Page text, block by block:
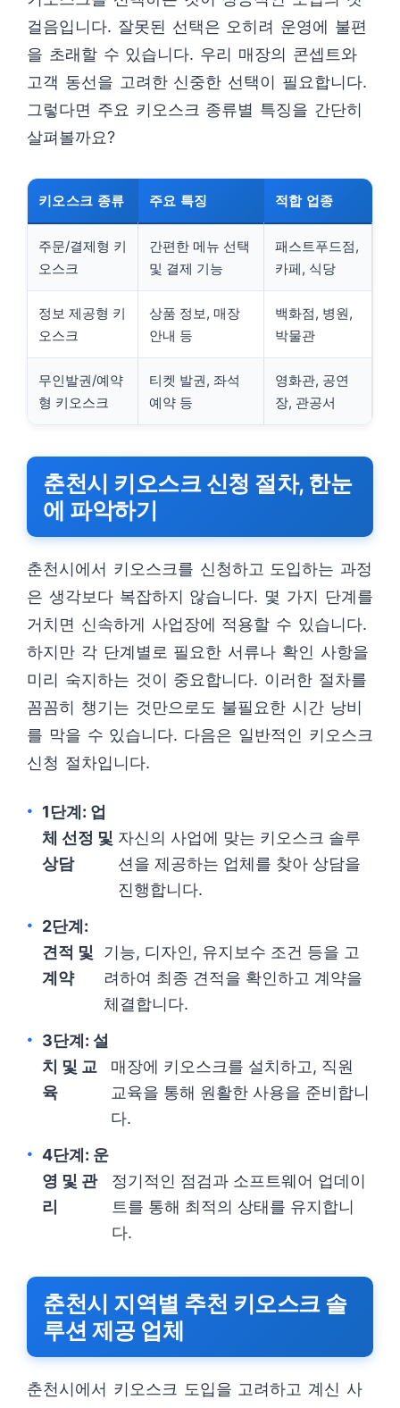
걸음입니다. 잘못된 선택은 오히려 운영에 불편
을 초래할 수 있습니다. 우리 매장의 콘셉트와
고객 동선을 고려한 신중한 선택이 필요합니다.
그렇다면 주요 키오스크 종류별 특징을 간단히
살펴볼까요?
키오스크 종류 주요 특징 적합 업종
주문/결제형 키
오스크
간편한 메뉴 선택
및 결제 기능
패스트푸드점,
카페, 식당
정보 제공형 키
오스크
상품 정보, 매장
안내 등
백화점, 병원,
박물관
무인발권/예약
형 키오스크
티켓 발권, 좌석
예약 등
영화관, 공연
장, 관공서
춘천시 키오스크 신청 절차, 한눈
에 파악하기
춘천시에서 키오스크를 신청하고 도입하는 과정
은 생각보다 복잡하지 않습니다. 몇 가지 단계를
거치면 신속하게 사업장에 적용할 수 있습니다.
하지만 각 단계별로 필요한 서류나 확인 사항을
미리 숙지하는 것이 중요합니다. 이러한 절차를
꼼꼼히 챙기는 것만으로도 불필요한 시간 낭비
를 막을 수 있습니다. 다음은 일반적인 키오스크
신청 절차입니다.
1단계: 업
체 선정 및
상담
자신의 사업에 맞는 키오스크 솔루
션을 제공하는 업체를 찾아 상담을
진행합니다.
2단계:
견적 및
계약
기능, 디자인, 유지보수 조건 등을 고
려하여 최종 견적을 확인하고 계약을
체결합니다.
3단계: 설
치 및 교
육
매장에 키오스크를 설치하고, 직원
교육을 통해 원활한 사용을 준비합니
다.
4단계: 운
영 및 관
리
정기적인 점검과 소프트웨어 업데이
트를 통해 최적의 상태를 유지합니
다.
춘천시 지역별 추천 키오스크 솔
루션 제공 업체
춘천시에서 키오스크 도입을 고려하고 계신 사